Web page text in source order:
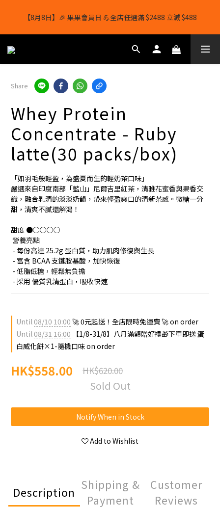
【8月8日】🎉 果果會員日 💪全店任選滿 $2488 立減 $488
【1/8-31/8】8月下單即贈 蛋白威化餅×1-隨機口味
結帳輸入[gopowerhk]，可享全單*95折*，可與活動折扣疊加。
[新會員優惠]新會員註冊即送$20購物金
【8月8日】🎉 果果會員日 💪全店任選滿 $2488 立減 $488
Share
Whey Protein
Concentrate - Ruby
latte(30 packs/box)
「如羽毛般輕盈，為盛夏而生的輕奶茶口味」
嚴選來自印度南部「藍山」尼爾吉里紅茶，清雅花蜜香與果香交
織，融合乳清的淡淡奶韻，帶來輕盈爽口的清新茶感。微糖一分
甜，清爽不膩還解渴！
甜度 ●○○○○
營養亮點
- 每份高達 25.2g 蛋白質，助力肌肉修復與生長
- 富含 BCAA 支鏈胺基酸，加快恢復
- 低脂低糖，輕鬆無負擔
- 採用 優質乳清蛋白，吸收快速
Until08/10 10:00 🚀 0元起送！全店限時免運費 🚀 on order
Until08/31 16:00 【1/8-31/8】八月滿額贈好禮🎁下單即送 蛋
白威化餅×1-隨機口味 on order
HK$558.00 HK$620.00
Sold Out
Notify When in Stock
Add to Wishlist
Description
Shipping &
Payment
Customer
Reviews